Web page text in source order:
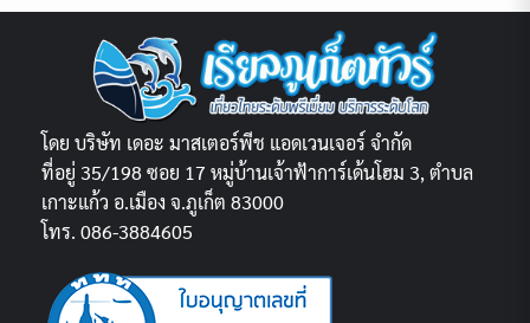
โดย บริษัท เดอะ มาสเตอร์พีช แอดเวนเจอร์ จำกัด
ที่อยู่ 35/198 ซอย 17 หมู่บ้านเจ้าฟ้าการ์เด้นโฮม 3, ตำบล
เกาะแก้ว อ.เมือง จ.ภูเก็ต 83000
โทร. 086-3884605